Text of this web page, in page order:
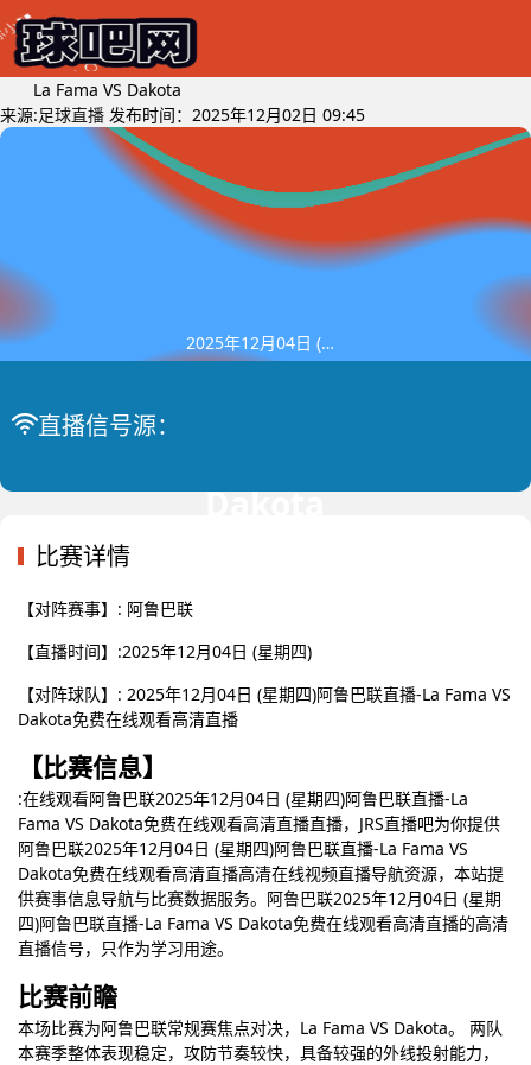
La Fama VS Dakota
来源:足球直播 发布时间：2025年12月02日 09:45
阿鲁巴联
2025年12月04日 (星期四)
Dakota
直播信号源：
比赛详情
【对阵赛事】: 阿鲁巴联
【直播时间】:2025年12月04日 (星期四)
【对阵球队】: 2025年12月04日 (星期四)阿鲁巴联直播-La Fama VS
Dakota免费在线观看高清直播
【比赛信息】
:在线观看阿鲁巴联2025年12月04日 (星期四)阿鲁巴联直播-La
Fama VS Dakota免费在线观看高清直播直播，JRS直播吧为你提供
阿鲁巴联2025年12月04日 (星期四)阿鲁巴联直播-La Fama VS
Dakota免费在线观看高清直播高清在线视频直播导航资源，本站提
供赛事信息导航与比赛数据服务。阿鲁巴联2025年12月04日 (星期
四)阿鲁巴联直播-La Fama VS Dakota免费在线观看高清直播的高清
直播信号，只作为学习用途。
比赛前瞻
本场比赛为阿鲁巴联常规赛焦点对决，La Fama VS Dakota。 两队
本赛季整体表现稳定，攻防节奏较快，具备较强的外线投射能力，